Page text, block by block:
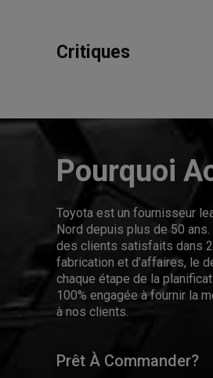
Critiques
Pourquoi
Toyota est un fournisseur
Nord depuis plus de 50
des clients satisfaits dans
fabrication et d’affaires, le
chaque étape de la
100% engagée à fournir la
à nos clients.
Prêt À Commander?